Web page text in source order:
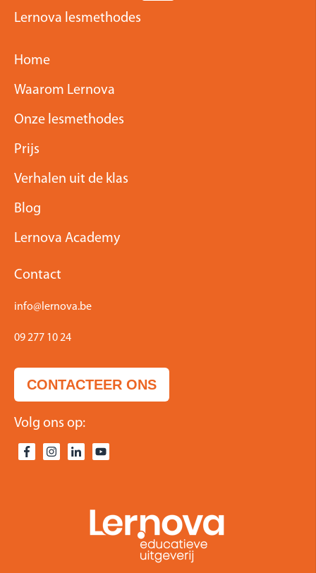
Lernova lesmethodes
Home
Waarom Lernova
Onze lesmethodes
Prijs
Verhalen uit de klas
Blog
Lernova Academy
Contact
info@lernova.be
09 277 10 24
CONTACTEER ONS
Volg ons op: